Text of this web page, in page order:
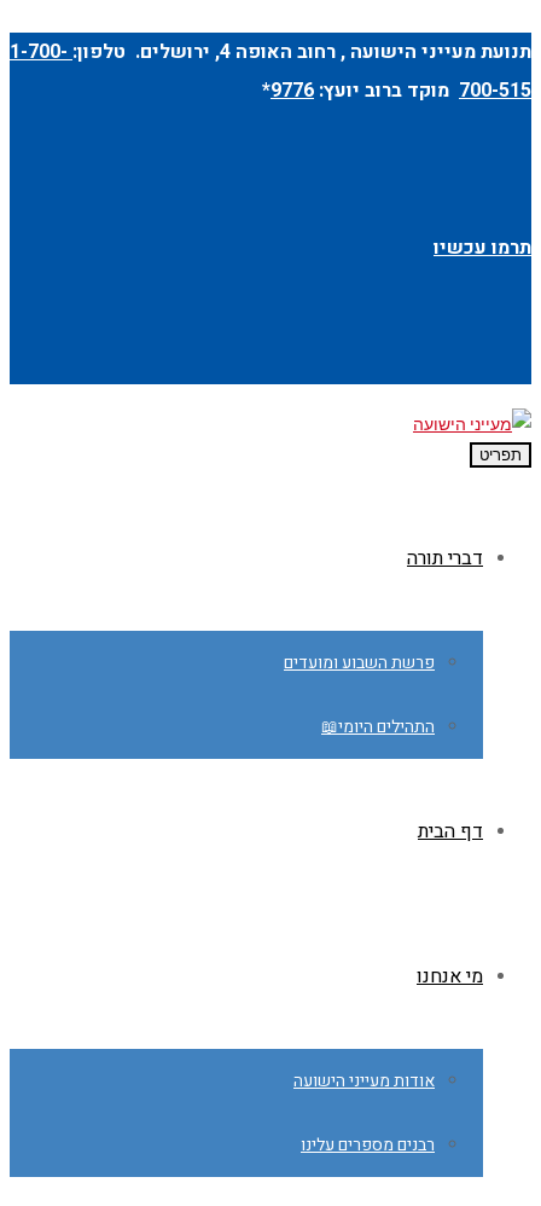
תנועת מעייני הישועה ,רחוב האופה 4 , ירושלים. טלפון: 1-700-
700-515 מוקד ברוב יועץ: 9776
*
תרמו עכשיו
תפריט
דברי תורה
פרשת השבוע ומועדים
התהילים היומי📖
דף הבית
מי אנחנו
אודות מעייני הישועה
רבנים מספרים עלינו